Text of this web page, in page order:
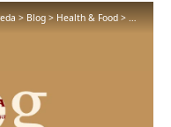
>Blog>Health & Food>